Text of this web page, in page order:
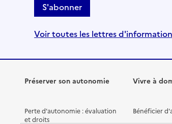
S'abonner
Voir toutes les lettres d'information
Préserver son autonomie
Perte d'autonomie : évaluation
et droits
Vivre à
Bénéficier